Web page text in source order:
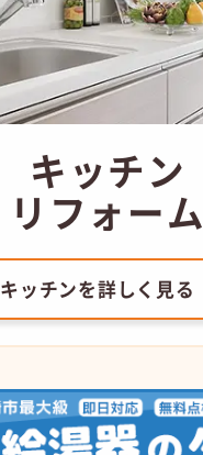
キッチン
リフォーム
キッチンを詳しく見る